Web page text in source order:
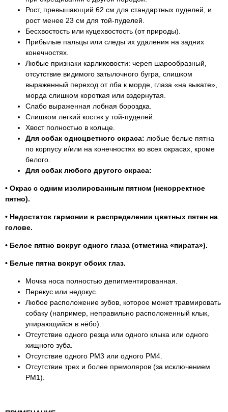
Рост, превышающий 62 см для стандартных пуделей, и
рост менее 23 см для той-пуделей.
Бесхвостость или куцехвостость (от природы).
Прибылые пальцы или следы их удаления на задних
конечностях.
Любые признаки карликовости: череп шарообразный,
отсутствие видимого затылочного бугра, слишком
выраженный переход от лба к морде, глаза «на выкате»,
морда слишком короткая или вздернутая.
Слабо выраженная лобная бороздка.
Слишком легкий костяк у той-пуделей.
Хвост полностью в кольце.
Для собак одноцветного окраса: любые белые пятна
по корпусу и/или на конечностях во всех окрасах, кроме
белого.
Для собак любого другого окраса:
• Окрас с одним изолированным пятном (некорректное
пятно).
• Недостаток гармонии в распределении цветных пятен на
голове.
• Белое пятно вокруг одного глаза (отметина «пирата»).
• Белые пятна вокруг обоих глаз.
Мочка носа полностью депигментированная.
Перекус или недокус.
Любое расположение зубов, которое может травмировать
собаку (например, неправильно расположенный клык,
упирающийся в нёбо).
Отсутствие одного резца или одного клыка или одного
хищного зуба.
Отсутствие одного РМ3 или одного РМ4.
Отсутствие трех и более премоляров (за исключением
РМ1).